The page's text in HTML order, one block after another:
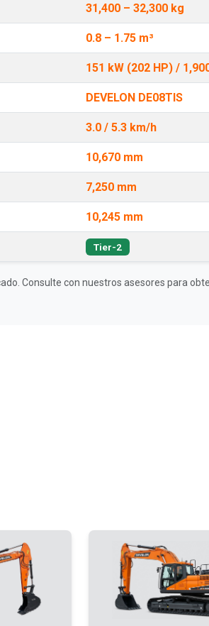
31,400 – 32,300 kg
0.8 – 1.75 m³
151 kW (202 HP) /
DEVELON DE08TIS
3.0 / 5.3 km/h
10,670 mm
7,250 mm
10,245 mm
Tier-2
Consulte con nuestros asesores para